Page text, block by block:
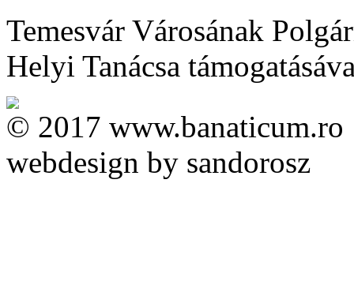
Temesvár Városának
Helyi Tanácsa
© 2017 www.banaticum.ro
webdesign by sandorosz